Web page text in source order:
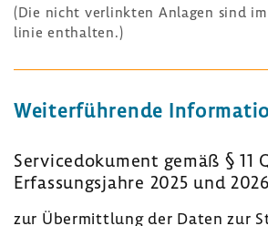
(Die nicht verlinkten Anlagen sind
linie enthalten.)
Weiter­füh­rende
Servi­ce­do­ku­ment gemäß § 11
Erfas­sungs­jahre 2025 und 2026
zur Über­mitt­lung der Daten zur